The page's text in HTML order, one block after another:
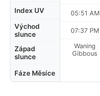
Index UV
Východ
slunce
Západ
slunce
Fáze Měsíce
05:51 AM
07:37 PM
Waning
Gibbous